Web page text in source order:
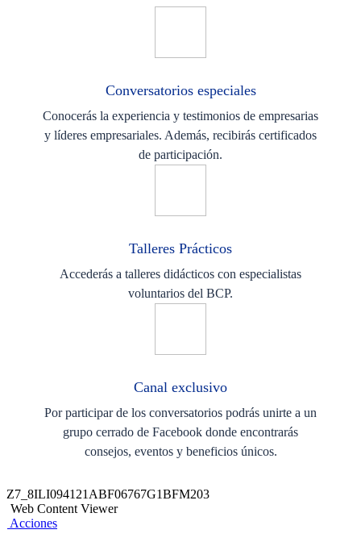
Conversatorios especiales
Conocerás la experiencia y testimonios de empresarias
y líderes empresariales. Además, recibirás certificados
de participación.
Talleres Prácticos
Accederás a talleres didácticos con especialistas
voluntarios del BCP.
Canal exclusivo
Por participar de los conversatorios podrás unirte a un
grupo cerrado de Facebook donde encontrarás
consejos, eventos y beneficios únicos.
Z7_8ILI094121ABF06767G1BFM203
Web Content Viewer
Acciones